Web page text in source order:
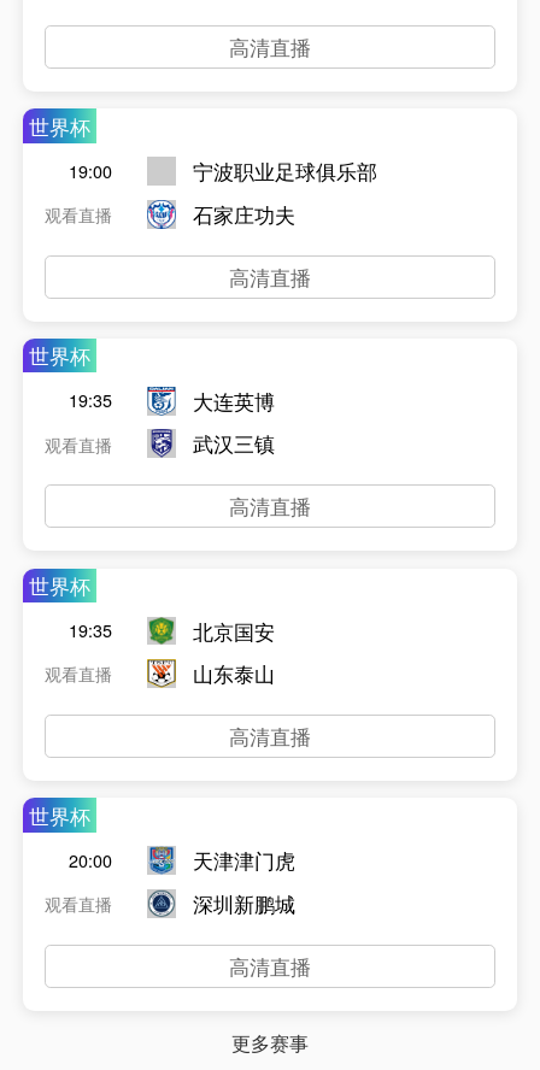
高清直播
世界杯
19:00
观看直播
宁波职业足球俱乐部
石家庄功夫
高清直播
世界杯
19:35
观看直播
大连英博
武汉三镇
高清直播
世界杯
19:35
观看直播
北京国安
山东泰山
高清直播
世界杯
20:00
观看直播
天津津门虎
深圳新鹏城
高清直播
更多赛事